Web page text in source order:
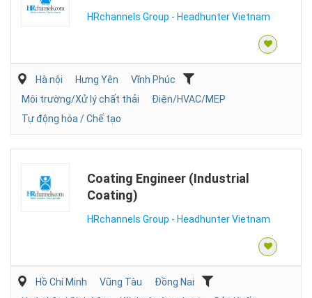
HRchannels Group - Headhunter Vietnam
Hà nội Hưng Yên
Vĩnh Phúc
Môi trường/Xử lý chất thải
Điện/HVAC/MEP
Tự động hóa / Chế tạo
Coating Engineer (Industrial
Coating)
HRchannels Group - Headhunter Vietnam
Hồ Chí Minh Vũng Tàu
Đồng Nai